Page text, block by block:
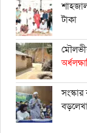
টাকা